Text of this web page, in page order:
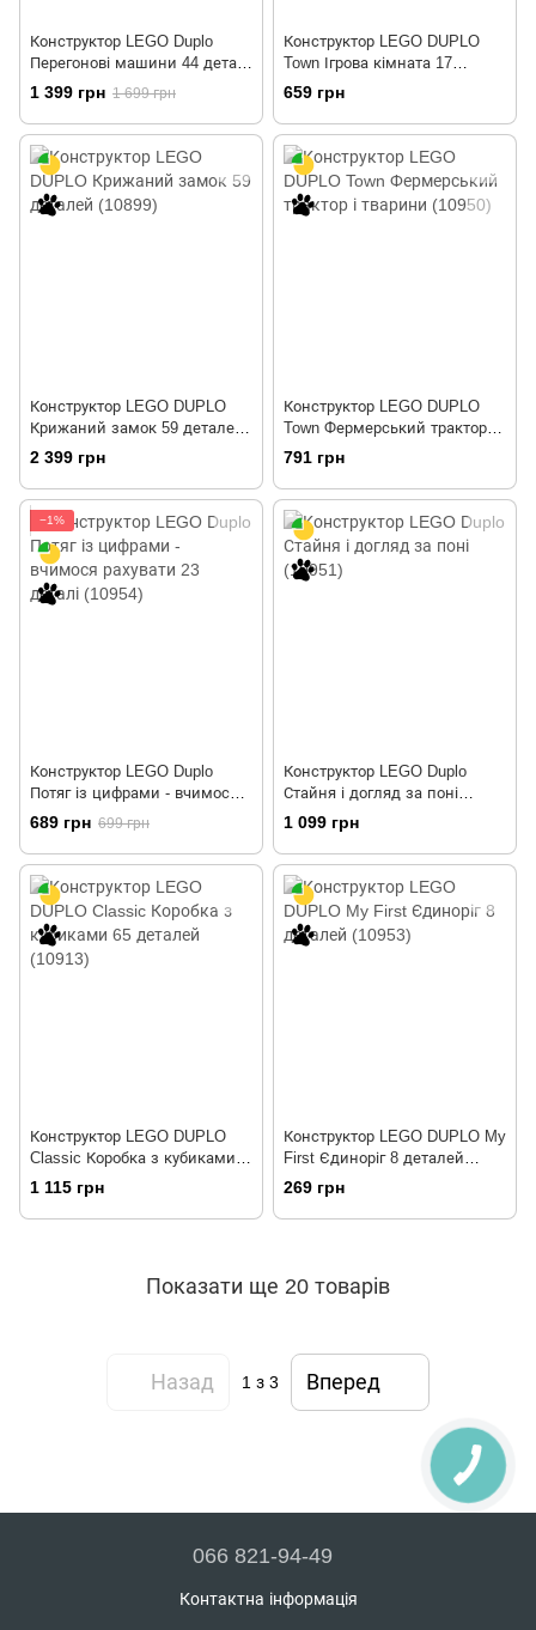
Конструктор LEGO Duplo
Перегонові машини 44 деталі
(10947)
1 399 грн 1 699 грн
Конструктор LEGO DUPLO
Town Ігрова кімната 17
деталей (10925)
659 грн
Конструктор LEGO DUPLO
Крижаний замок 59 деталей
(10899)
2 399 грн
Конструктор LEGO DUPLO
Town Фермерський трактор і
тварини (10950)
791 грн
−1%
Конструктор LEGO Duplo
Потяг із цифрами - вчимося
рахувати 23 деталі (10954)
689 грн 699 грн
Конструктор LEGO Duplo
Стайня і догляд за поні
(10951)
1 099 грн
Конструктор LEGO DUPLO
Classic Коробка з кубиками
65 деталей (10913)
1 115 грн
Конструктор LEGO DUPLO My
First Єдиноріг 8 деталей
(10953)
269 грн
Показати ще 20 товарів
Назад 1 з 3 Вперед
066 821-94-49
Контактна інформація